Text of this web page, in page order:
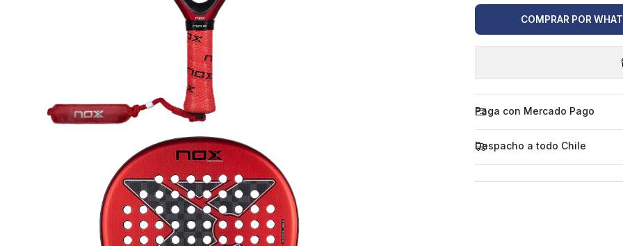
COMPRAR POR
Paga con Mercado Pago
Despacho a todo Chile